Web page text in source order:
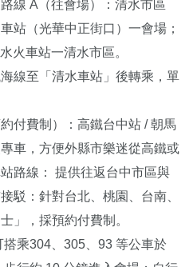
線 A（往會場）：清水市區
站（光華中正街口）一會場；
火車站一清水市區。
線至「清水車站」後轉乘，單
付費制）：高鐵台中站 / 朝馬
車，方便外縣市樂迷從高鐵或
路線： 提供往返台中市區與
駁：針對台北、桃園、台南、
」，採預約付費制。
乘304、305、93 等公車於